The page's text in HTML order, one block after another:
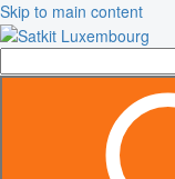
Skip to main content